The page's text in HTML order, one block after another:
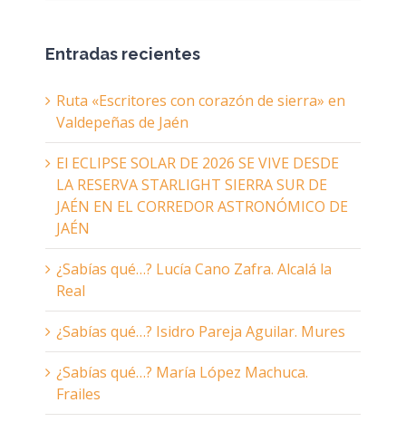
Entradas recientes
Ruta «Escritores con corazón de sierra» en
Valdepeñas de Jaén
El ECLIPSE SOLAR DE 2026 SE VIVE DESDE
LA RESERVA STARLIGHT SIERRA SUR DE
JAÉN EN EL CORREDOR ASTRONÓMICO DE
JAÉN
¿Sabías qué…? Lucía Cano Zafra. Alcalá la
Real
¿Sabías qué…? Isidro Pareja Aguilar. Mures
¿Sabías qué…? María López Machuca.
Frailes